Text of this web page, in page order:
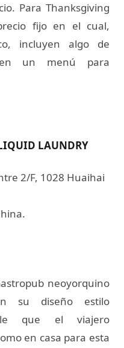
Para Thanksgiving
fijo en el cual,
incluyen algo de
un menú para
LAUNDRY
2/F, 1028 Huaihai
neoyorquino
su diseño estilo
que el viajero
en casa para esta